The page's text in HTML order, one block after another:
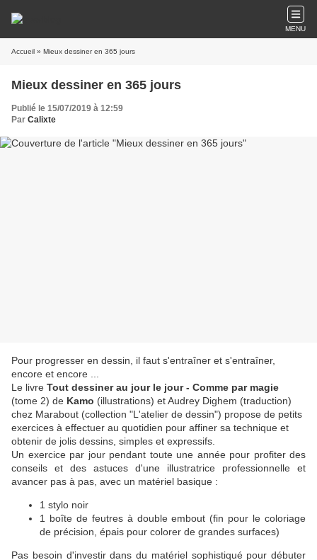
MENU
Accueil » Mieux dessiner en 365 jours
Mieux dessiner en 365 jours
Publié le 15/07/2019 à 12:59
Par Calixte
Pour progresser en dessin, il faut s'entraîner et s'entraîner,
encore et encore ...
Le livre Tout dessiner au jour le jour - Comme par magie
(tome 2) de Kamo (illustrations) et Audrey Dighem (traduction)
chez Marabout (collection "L'atelier de dessin") propose de petits
exercices à effectuer au quotidien pour affiner sa technique et
obtenir de jolis dessins, simples et expressifs.
Un exercice par jour pendant toute une année pour profiter des
conseils et des astuces d'une illustratrice professionnelle et
avancer pas à pas, avec un matériel basique :
1 stylo noir
1 boîte de feutres à double embout (fin pour le coloriage
de précision, épais pour colorer de grandes surfaces)
Pas besoin d'investir dans du matériel sophistiqué pour débuter